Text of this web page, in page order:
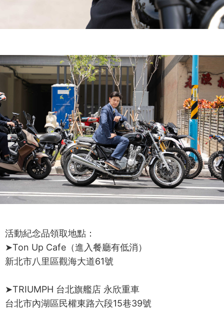
活動紀念品領取地點：
➤Ton Up Cafe（進入餐廳有低消）
新北市八里區觀海大道61號
➤TRIUMPH 台北旗艦店 永欣重車
台北市內湖區民權東路六段15巷39號